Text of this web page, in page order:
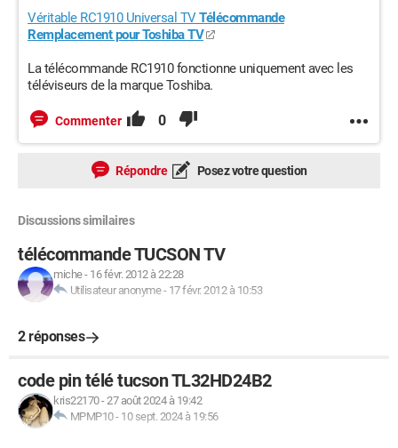
Véritable RC1910 Universal TVTélécommande
Remplacement pour Toshiba TV
La télécommande RC1910 fonctionne uniquement avec les
téléviseurs de la marque Toshiba.
Commenter 0
Répondre Posez votre question
Discussions similaires
télécommande TUCSON TV
miche- 16 févr. 2012 à 22:28
Utilisateur anonyme- 17 févr. 2012 à 10:53
2 réponses
code pin télé tucson TL32HD24B2
kris22170-27 août 2024 à 19:42
MPMP10- 10 sept. 2024 à 19:56